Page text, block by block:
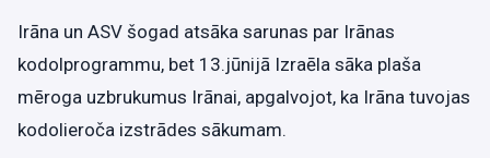
Irāna un ASV šogad atsāka sarunas par Irānas
kodolprogrammu, bet 13.jūnijā Izraēla sāka plaša
mēroga uzbrukumus Irānai, apgalvojot, ka Irāna tuvojas
kodolieroča izstrādes sākumam.